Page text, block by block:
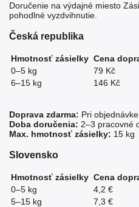
Doručenie na výdajné miesto
pohodlné vyzdvihnutie.
Česká republika
Hmotnosť zásielky Cena
0–5 kg
79 Kč
6–15 kg
146 Kč
Doprava zdarma: Pri
Doba doručenia: 2–3 pracovné
Max. hmotnosť zásielky: 15 kg
Slovensko
Hmotnosť zásielky Cena
0–5 kg
4,2 €
5–15 kg
7,3 €